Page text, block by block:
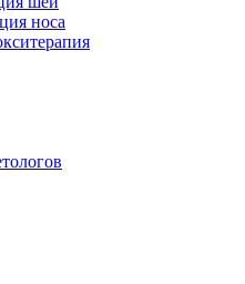
носа